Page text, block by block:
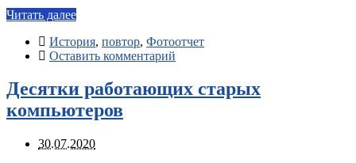
Читать далее
История, повтор, Фотоотчет
Оставить комментарий
Десятки работающих старых
компьютеров
30.07.2020